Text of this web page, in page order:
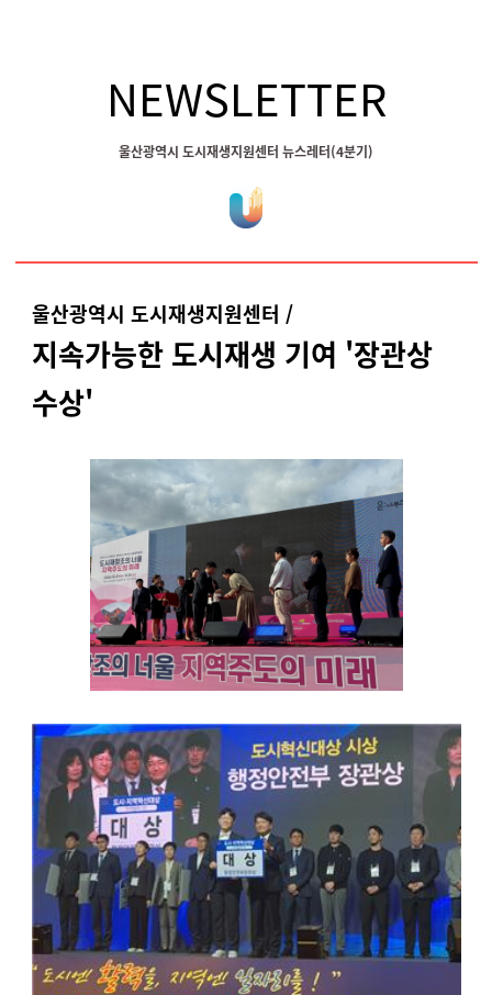
NEWSLETTER
울산광역시 도시재생지원센터 뉴스레터(4분기)
울산광역시 도시재생지원센터 /
지속가능한 도시재생 기여 '장관상
수상'